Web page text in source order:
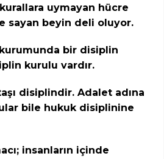
uymayan hücre
sayan beyin deli oluyor.
bir disiplin
kurulu vardır.
disiplindir. Adalet adına
bile hukuk disiplinine
insanların içinde